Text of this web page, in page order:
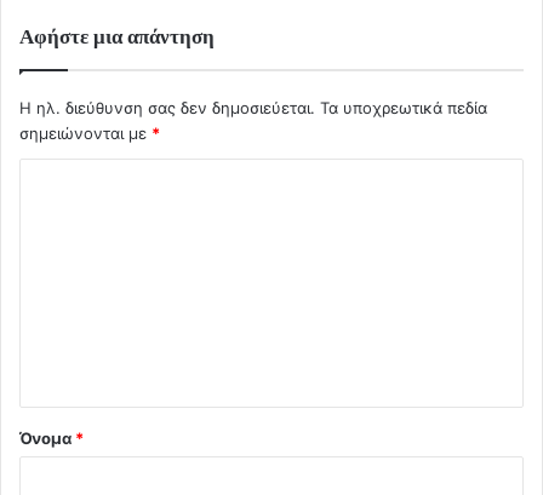
Αφήστε μια απάντηση
Η ηλ. διεύθυνση σας δεν δημοσιεύεται. Τα υποχρεωτικά πεδία
σημειώνονται με *
Όνομα *